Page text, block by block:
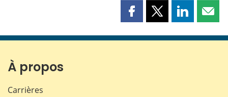
Partager
page
Partager
page
Partager
page page
À propos
Carrières